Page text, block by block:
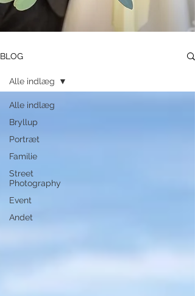
BLOG
Alle indlæg
Bryllup
Portræt
Familie
Street
Photography
Event
Andet
Alle indlæg